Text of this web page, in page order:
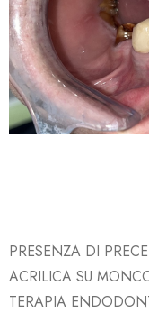
PRESENZA DI
ACRILICA SU
TERAPIA